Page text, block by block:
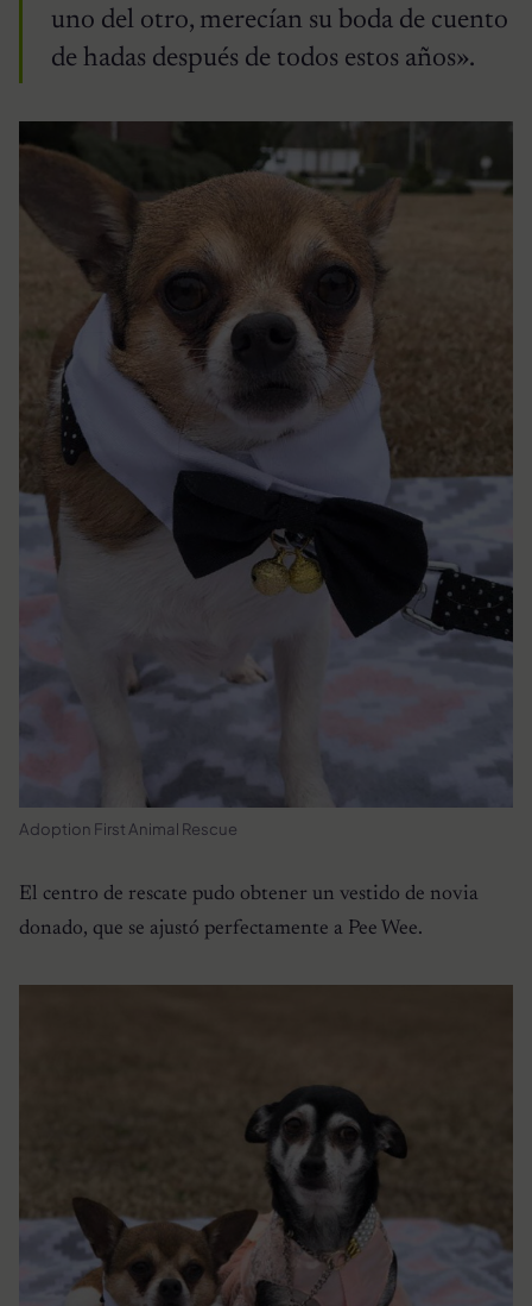
uno del otro, merecían su boda de cuento
de hadas después de todos estos años».
Adoption First Animal Rescue
El centro de rescate pudo obtener un vestido de novia
donado, que se ajustó perfectamente a Pee Wee.